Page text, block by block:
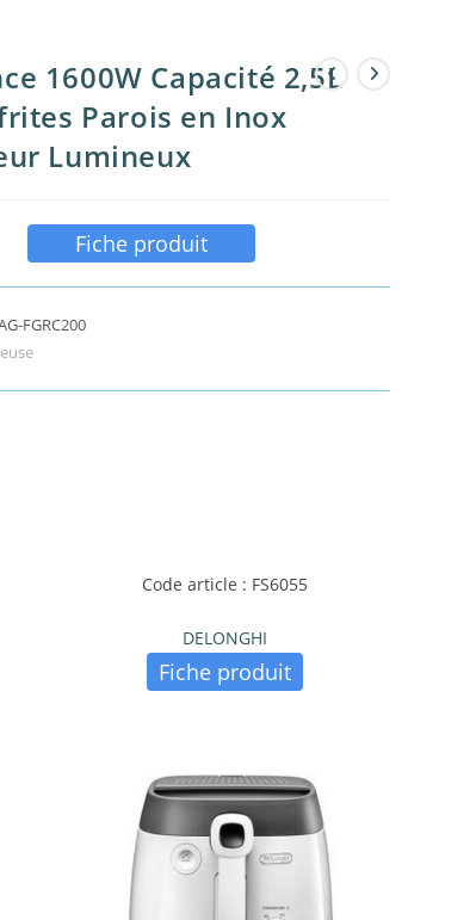
1600W Capacité 2,5L
Parois en Inox
Lumineux
Fiche produit
FGRC200
Code article : FS6055
DELONGHI
Fiche produit